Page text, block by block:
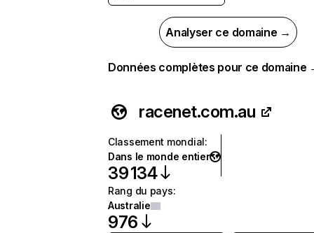
Analyser ce domaine →
Données complètes pour ce domaine
racenet.com.au
Classement mondial:
Dans le monde entier
39 134
Rang du pays:
Australie
976